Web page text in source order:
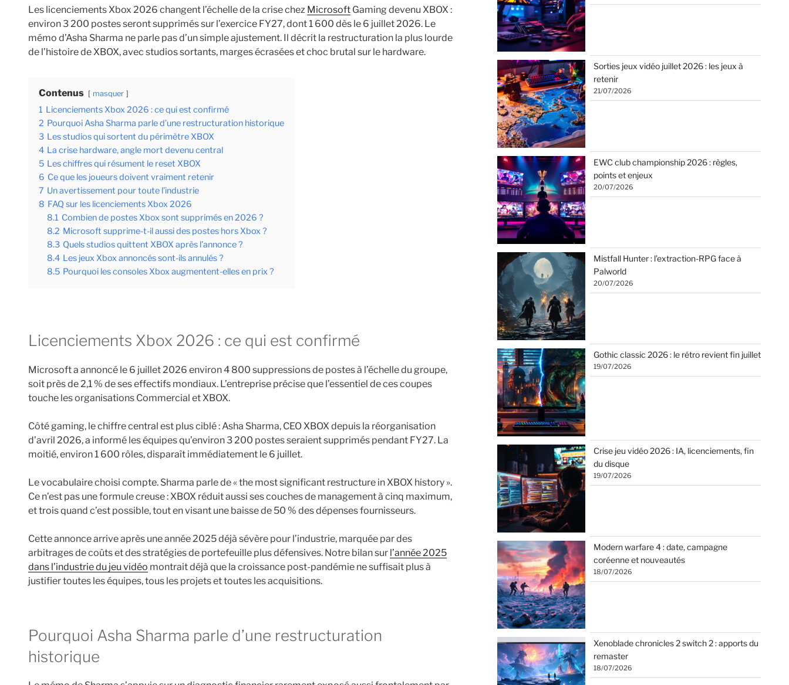
Les licenciements Xbox 2026 changent l’échelle de la crise chez Microsoft Gaming devenu XBOX :
environ 3 200 postes seront supprimés sur l’exercice FY27, dont 1 600 dès le 6 juillet 2026. Le
mémo d’Asha Sharma ne parle pas d’un simple ajustement. Il décrit la restructuration la plus lourde
de l’histoire de XBOX, avec studios sortants, marges écrasées et choc brutal sur le hardware.
Contenus masquer
1 Licenciements Xbox 2026 : ce qui est confirmé
2 Pourquoi Asha Sharma parle d’une restructuration historique
3 Les studios qui sortent du périmètre XBOX
4 La crise hardware, angle mort devenu central
5 Les chiffres qui résument le reset XBOX
6 Ce que les joueurs doivent vraiment retenir
7 Un avertissement pour toute l’industrie
8 FAQ sur les licenciements Xbox 2026
8.1 Combien de postes Xbox sont supprimés en 2026 ?
8.2 Microsoft supprime-t-il aussi des postes hors Xbox ?
8.3 Quels studios quittent XBOX après l’annonce ?
8.4 Les jeux Xbox annoncés sont-ils annulés ?
8.5 Pourquoi les consoles Xbox augmentent-elles en prix ?
Licenciements Xbox 2026 : ce qui est confirmé
Microsoft a annoncé le 6 juillet 2026 environ 4 800 suppressions de postes à l’échelle du groupe,
soit près de 2,1 % de ses effectifs mondiaux. L’entreprise précise que l’essentiel de ces coupes
touche les organisations Commercial et XBOX.
Côté gaming, le chiffre central est plus ciblé : Asha Sharma, CEO XBOX depuis la réorganisation
d’avril 2026, a informé les équipes qu’environ 3 200 postes seraient supprimés pendant FY27. La
moitié, environ 1 600 rôles, disparaît immédiatement le 6 juillet.
Le vocabulaire choisi compte. Sharma parle de « the most significant restructure in XBOX history ».
Ce n’est pas une formule creuse : XBOX réduit aussi ses couches de management à cinq maximum,
et trois quand c’est possible, tout en visant une baisse de 50 % des dépenses fournisseurs.
Cette annonce arrive après une année 2025 déjà sévère pour l’industrie, marquée par des
arbitrages de coûts et des stratégies de portefeuille plus défensives. Notre bilan sur l’année 2025
dans l’industrie du jeu vidéo montrait déjà que la croissance post-pandémie ne suffisait plus à
justifier toutes les équipes, tous les projets et toutes les acquisitions.
Pourquoi Asha Sharma parle d’une restructuration
historique
Sorties jeux vidéo juillet 2026 : les jeux à
retenir
21/07/2026
EWC club championship 2026 : règles,
points et enjeux
20/07/2026
Mistfall Hunter : l’extraction-RPG face à
Palworld
20/07/2026
Gothic classic 2026 : le rétro revient fin juillet
19/07/2026
Crise jeu vidéo 2026 : IA, licenciements, fin
du disque
19/07/2026
Modern warfare 4 : date, campagne
coréenne et nouveautés
18/07/2026
Xenoblade chronicles 2 switch 2 : apports du
remaster
18/07/2026